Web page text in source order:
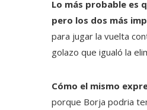
Lo más probable es
pero los dos más
para jugar la vuelta
golazo que igualó la
Cómo el mismo
porque Borja podria